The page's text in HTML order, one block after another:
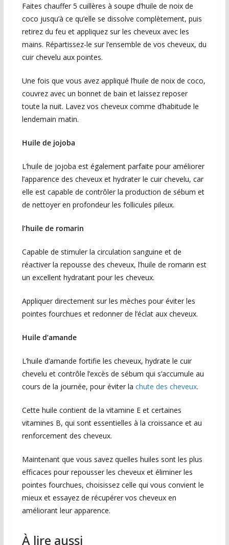
Faites chauffer 5 cuillères à soupe d’huile de noix de
coco jusqu’à ce qu’elle se dissolve complètement, puis
retirez du feu et appliquez sur les cheveux avec les
mains. Répartissez-le sur l’ensemble de vos cheveux, du
cuir chevelu aux pointes.
Une fois que vous avez appliqué l’huile de noix de coco,
couvrez avec un bonnet de bain et laissez reposer
toute la nuit. Lavez vos cheveux comme d’habitude le
lendemain matin.
Huile de jojoba
L’huile de jojoba est également parfaite pour améliorer
l’apparence des cheveux et hydrater le cuir chevelu, car
elle est capable de contrôler la production de sébum et
de nettoyer en profondeur les follicules pileux.
l’huile de romarin
Capable de stimuler la circulation sanguine et de
réactiver la repousse des cheveux, l’huile de romarin est
un excellent hydratant pour les cheveux.
Appliquer directement sur les mèches pour éviter les
pointes fourchues et redonner de l’éclat aux cheveux.
Huile d’amande
L’huile d’amande fortifie les cheveux, hydrate le cuir
chevelu et contrôle l’excès de sébum qui s’accumule au
cours de la journée, pour éviter la chute des cheveux.
Cette huile contient de la vitamine E et certaines
vitamines B, qui sont essentielles à la croissance et au
renforcement des cheveux.
Maintenant que vous savez quelles huiles sont les plus
efficaces pour repousser les cheveux et éliminer les
pointes fourchues, choisissez celle qui vous convient le
mieux et essayez de récupérer vos cheveux en
améliorant leur apparence.
À lire aussi